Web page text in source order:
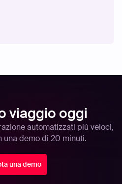
viaggio oggi
automatizzati più veloci,
una demo di 20 minuti.
una demo